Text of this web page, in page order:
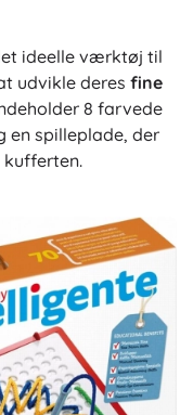
ideelle værktøj til
udvikle deres fine
8 farvede
en spilleplade, der